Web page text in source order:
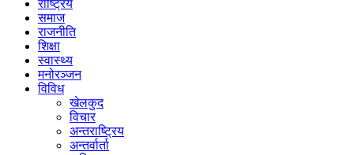
राष्ट्रिय
समाज
राजनीति
शिक्षा
स्वास्थ्य
मनोरञ्जन
विविध
खेलकुद
विचार
अन्तराष्ट्रिय
अन्तर्वार्ता